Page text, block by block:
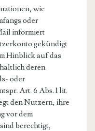
wie
oder
informiert
gekündigt
Hinblick auf das
deren
oder
Art. 6 Abs. 1 lit.
den Nutzern, ihre
vor dem
berechtigt,